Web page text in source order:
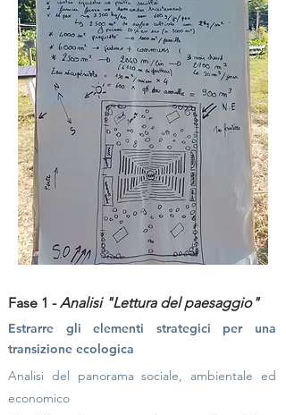
Fase 1 -Analisi "Lettura del paesaggio"
Estrarre gli elementi strategici per una
transizione ecologica
Analisi del panorama sociale, ambientale ed
economico